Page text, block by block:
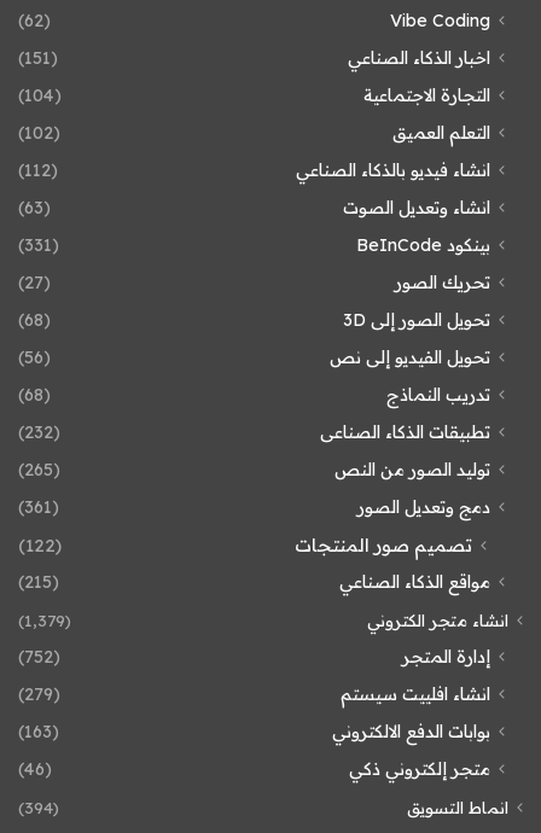
Vibe Coding
(62)
اخبار الذكاء الصناعي
(151)
التجارة الاجتماعية
(104)
التعلم العميق
(102)
انشاء فيديو بالذكاء الصناعي
(112)
انشاء وتعديل الصوت
(63)
بينكود BeInCode
(331)
تحريك الصور
(27)
تحويل الصور إلى 3D
(68)
تحويل الفيديو إلى نص
(56)
تدريب النماذج
(68)
تطبيقات الذكاء الصناعى
(232)
توليد الصور من النص
(265)
دمج وتعديل الصور
(361)
تصميم صور المنتجات (122)
مواقع الذكاء الصناعي (215)
انشاء متجر الكتروني (1٬379)
إدارة المتجر
(752)
انشاء افلييت سيستم
(279)
بوابات الدفع الالكتروني
(163)
متجر إلكتروني ذكي
(46)
انماط التسويق
(394)